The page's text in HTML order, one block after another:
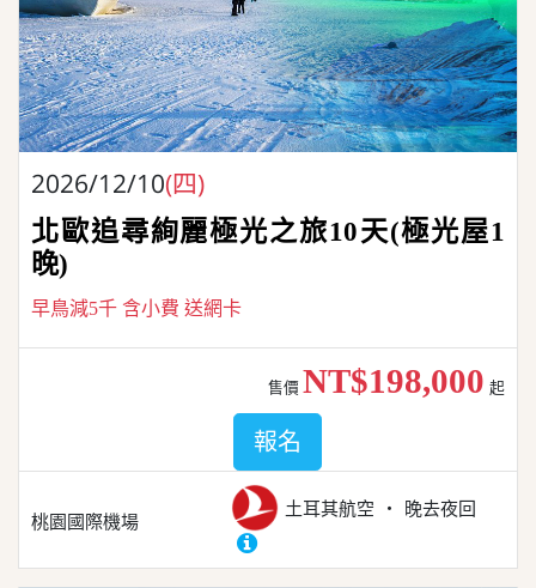
2026/12/10(四)
北歐追尋絢麗極光之旅10天(極光屋1
晚)
早鳥減5千 含小費 送網卡
桃園國際機場
土耳其航空 晚去夜回
售價 NT$198,000 起
報名